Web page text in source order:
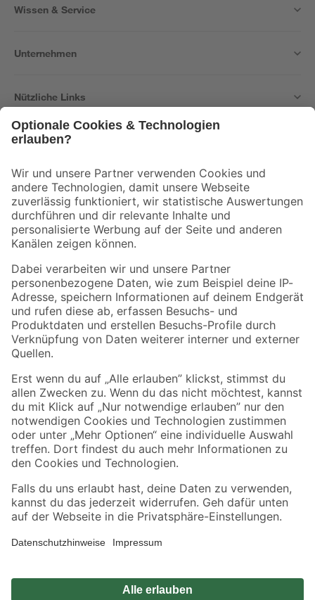
Wissen & Service
Unternehmen
Nützliche Links
Der toom Newsletter: Keine Angebote und Aktionen mehr verpassen!
Zur Newsletter Anmeldung
Folge uns
Zahlungsarten Versandarten
Sicher einkaufen
Jetzt die toom-App herunterladen
Alle Preisangaben in EUR inkl. gesetzl. MwSt.. Die dargestellten Angebote sind unter
Umständen nicht in allen Märkten verfügbar. Die angegebenen Verfügbarkeiten beziehen
Produkte nur solange der Vorrat reicht.
*Paketversand ab 59 € versandkostenfrei, gilt nicht für Artikel mit Speditionsversand, hier
Privatsphäre Impressum